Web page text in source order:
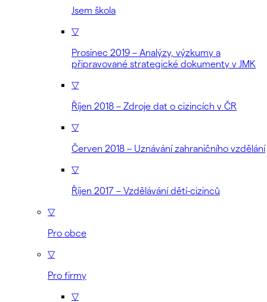
Jsem škola
▽
Prosinec 2019 – Analýzy, výzkumy a
připravované strategické dokumenty v JMK
▽
Říjen 2018 – Zdroje dat o cizincích v ČR
▽
Červen 2018 – Uznávání zahraničního vzdělání
▽
Říjen 2017 – Vzdělávání dětí-cizinců
▽
Pro obce
▽
Pro firmy
▽